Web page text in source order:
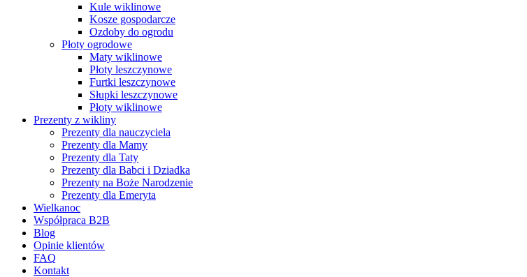
Kule wiklinowe
Kosze gospodarcze
Ozdoby do ogrodu
Płoty ogrodowe
Maty wiklinowe
Płoty leszczynowe
Furtki leszczynowe
Słupki leszczynowe
Płoty wiklinowe
Prezenty z wikliny
Prezenty dla nauczyciela
Prezenty dla Mamy
Prezenty dla Taty
Prezenty dla Babci i Dziadka
Prezenty na Boże Narodzenie
Prezenty dla Emeryta
Wielkanoc
Współpraca B2B
Blog
Opinie klientów
FAQ
Kontakt